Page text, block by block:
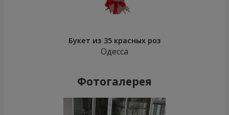
Букет из 35 красных роз
Одесса
Фотогалерея